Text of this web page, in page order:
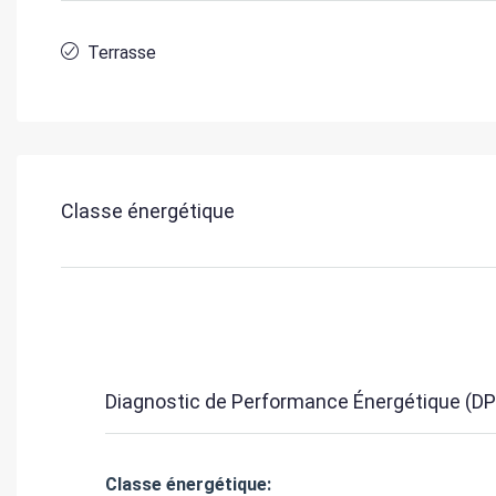
Terrasse
Classe énergétique
Diagnostic de Performance Énergétique
Classe énergétique: